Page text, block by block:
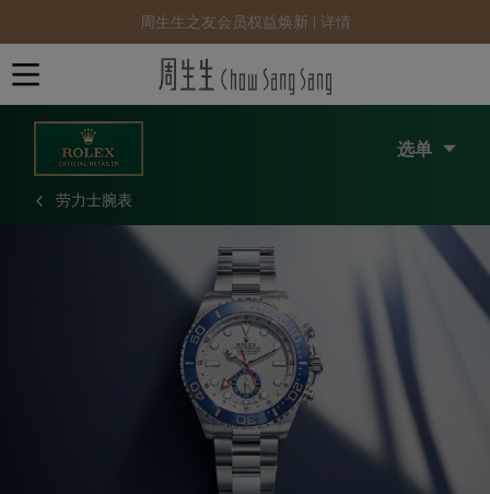
周生生之友会员权益焕新 | 详情
选单
劳力士腕表